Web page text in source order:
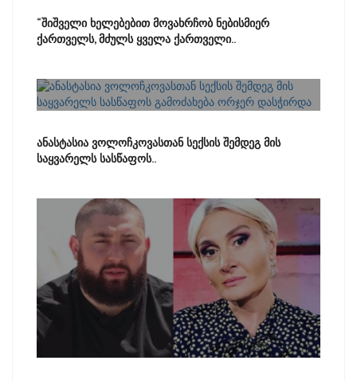
“შიშველი ხელებებით მოვახრჩობ ნებისმიერ
ქართველს, მძულს ყველა ქართველი..
ანასტასია ვოლოჩკოვასთან სექსის შემდეგ მის
საყვარელს სასწაფოს..